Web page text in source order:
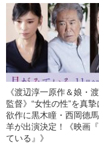
《渡辺淳一原作＆娘・
監督》“女性の性”を真
欲作に黒木瞳・西岡德
羊が出演決定！《映画
ている』》